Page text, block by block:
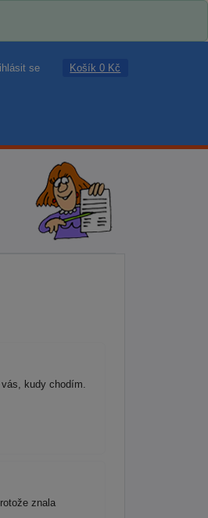
se Košík 0 Kč
kudy chodím.
znala